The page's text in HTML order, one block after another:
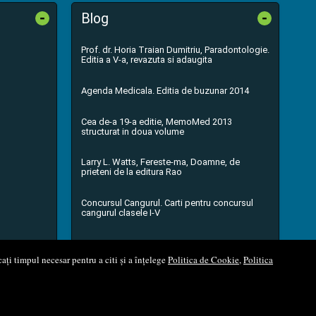
timpul necesar pentru a citi și a înțelegePolitica de Cookie,Politica
- Blog -
Prof. dr. Horia Traian Dumitriu, Paradontologie.
Editia a V-a, revazuta si adaugita
Agenda Medicala. Editia de buzunar 2014
Cea de-a 19-a editie, MemoMed 2013
structurat in doua volume
Larry L. Watts, Fereste-ma, Doamne, de
prieteni de la editura Rao
Concursul Cangurul. Carti pentru concursul
cangurul clasele I-V